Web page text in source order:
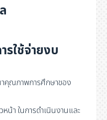
รใช้จ่ายงบ
ณภาพการศึกษาของ
น้า ในการดำเนินงานและ